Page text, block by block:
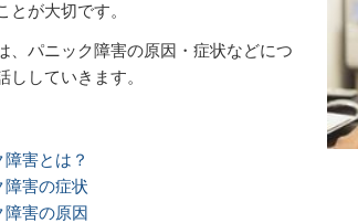
とが大切です。
、パニック障害の原因・症状などにつ
ししていきます。
害とは？
障害の症状
障害の原因